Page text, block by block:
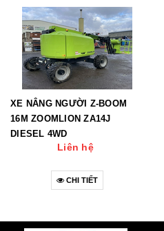
XE NÂNG NGƯỜI Z-BOOM
16M ZOOMLION ZA14J
DIESEL 4WD
Liên hệ
CHI TIẾT